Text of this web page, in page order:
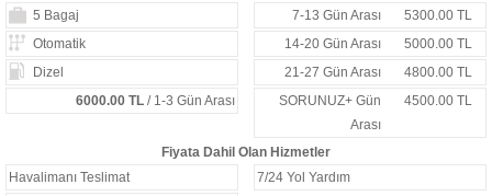
5 Bagaj
7-13 Gün Arası
5300.00 TL
Otomatik
14-20 Gün Arası
5000.00 TL
Dizel
21-27 Gün Arası
4800.00 TL
6000.00 TL/ 1-3 Gün Arası
SORUNUZ+ Gün
Arası
4500.00 TL
Fiyata Dahil Olan Hizmetler
Havalimanı Teslimat
7/24 Yol Yardım